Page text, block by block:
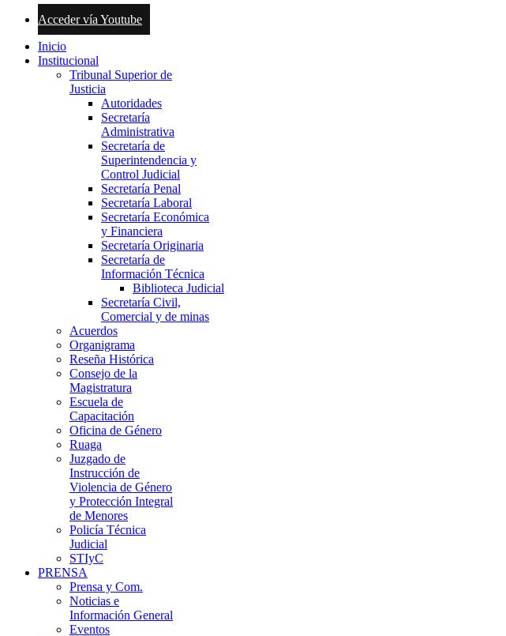
Acceder vía Youtube
Inicio
Institucional
Tribunal Superior de
Justicia
Autoridades
Secretaría
Administrativa
Secretaría de
Superintendencia y
Control Judicial
Secretaría Penal
Secretaría Laboral
Secretaría Económica
y Financiera
Secretaría Originaria
Secretaría de
Información Técnica
Biblioteca Judicial
Secretaría Civil,
Comercial y de minas
Acuerdos
Organigrama
Reseña Histórica
Consejo de la
Magistratura
Escuela de
Capacitación
Oficina de Género
Ruaga
Juzgado de
Instrucción de
Violencia de Género
y Protección Integral
de Menores
Policía Técnica
Judicial
STIyC
PRENSA
Prensa y Com.
Noticias e
Información General
Eventos